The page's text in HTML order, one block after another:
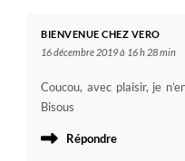
BIENVENUE CHEZ VERO
16 décembre 2019 à 16 h 28 min
Coucou, avec plaisir, je
Bisous
Répondre